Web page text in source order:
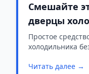
Смешайте
дверцы
Простое
холодильника
Читать далее →